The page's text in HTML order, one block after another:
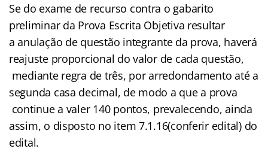
Se do exame de recurso contra o gabarito
preliminar da Prova Escrita Objetiva resultar
a anulação de questão integrante da prova, haverá
reajuste proporcional do valor de cada questão,
mediante regra de três, por arredondamento até a
segunda casa decimal, de modo a que a prova
continue a valer 140 pontos, prevalecendo, ainda
assim, o disposto no item 7.1.16(conferir edital) do
edital.